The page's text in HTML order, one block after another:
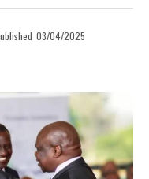
03/04/2025